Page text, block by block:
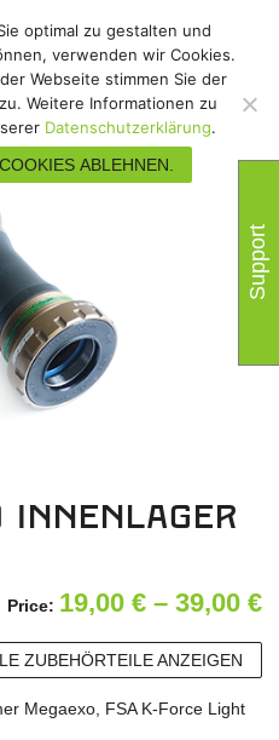
Innenlager
Price: 19,00 € – 39,00 €
ZUBEHÖRTEILE ANZEIGEN
Megaexo, FSA K-Force Light
Support
optimal zu gestalten und
verwenden wir Cookies.
Webseite stimmen Sie der
Weitere Informationen zu
Datenschutzerklärung.
COOKIES ABLEHNEN.